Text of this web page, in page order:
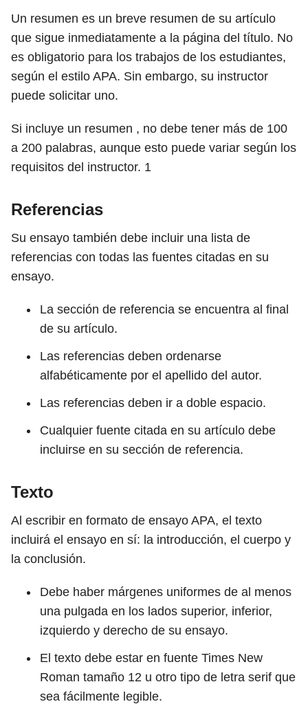
Un resumen es un breve resumen de su artículo
que sigue inmediatamente a la página del título. No
es obligatorio para los trabajos de los estudiantes,
según el estilo APA. Sin embargo, su instructor
puede solicitar uno.
Si incluye un resumen , no debe tener más de 100
a 200 palabras, aunque esto puede variar según los
requisitos del instructor. 1
Referencias
Su ensayo también debe incluir una lista de
referencias con todas las fuentes citadas en su
ensayo.
La sección de referencia se encuentra al final
de su artículo.
Las referencias deben ordenarse
alfabéticamente por el apellido del autor.
Las referencias deben ir a doble espacio.
Cualquier fuente citada en su artículo debe
incluirse en su sección de referencia.
Texto
Al escribir en formato de ensayo APA, el texto
incluirá el ensayo en sí: la introducción, el cuerpo y
la conclusión.
Debe haber márgenes uniformes de al menos
una pulgada en los lados superior, inferior,
izquierdo y derecho de su ensayo.
El texto debe estar en fuente Times New
Roman tamaño 12 u otro tipo de letra serif que
sea fácilmente legible.